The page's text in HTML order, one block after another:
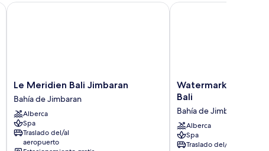
Le
Meridien
Bali
Jimbaran
Bahía
de
Jimbaran
Le Meridien Bali Jimbaran
Bahía de Jimbaran
Alberca
Spa
Traslado del/al
aeropuerto
Le Meridien Bali Jimbaran
Watermark
Hotel
Spa
Jimbaran
Bali
Bahía
Watermark Hotel &
Bali
Bahía de Jimbaran
Alberca
Spa
Traslado del/al
Watermark Hotel &